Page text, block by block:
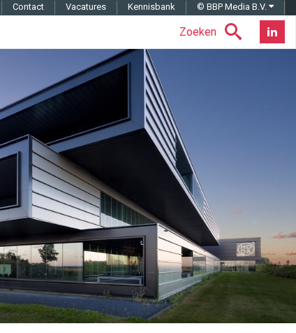
Zoeken
Contact Vacatures Kennisbank © BBP Media B.V.